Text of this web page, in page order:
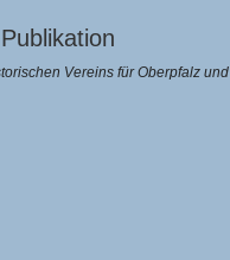
Vereins für Oberpfalz